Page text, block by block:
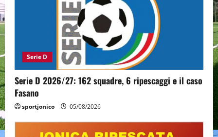
Serie D
Serie D 2026/27: 162 squadre, 6 ripescaggi e il caso
Fasano
sportjonico 05/08/2026